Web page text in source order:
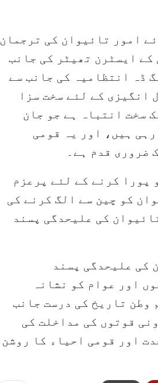
امور تائیوان کی ترجمان
ایسٹرن تھیٹر کی جانب
ڈہ انتظامیہ کی جانب سے
انگیزی کے لئے سخت سزا
سخت انتباہ ہے جو جان
ہیں، اور یہ قومی
ضروری قدم ہے۔
پورا کرنے کے لئے پرعزم
کو چین سے الگ کرنے کی
کی علیحدگی پسند
کی علیحدگی پسند
اور عوام کو نشانہ
وطن تاریخ کی درست جانب
قوتوں کی مداخلت کی
اور قومی احیاء کا روشن